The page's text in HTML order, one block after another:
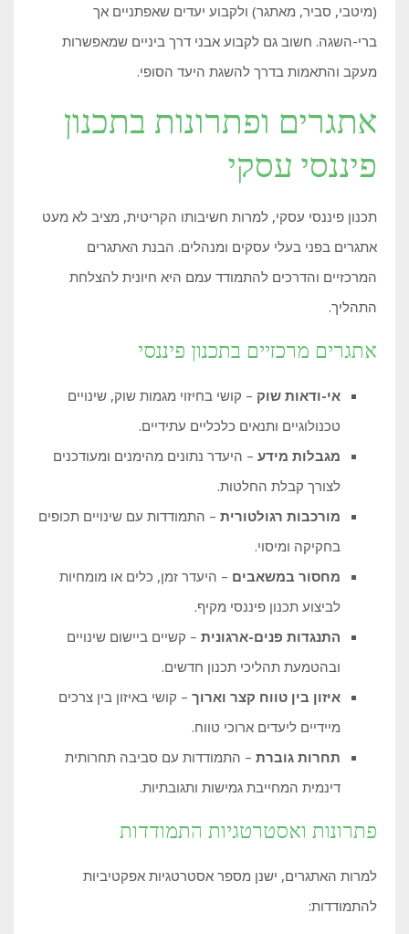
(מיטבי, סביר, מאתגר) ולקבוע יעדים שאפתניים אך
ברי-השגה. חשוב גם לקבוע אבני דרך ביניים שמאפשרות
מעקב והתאמות בדרך להשגת היעד הסופי.
אתגרים ופתרונות בתכנון
פיננסי עסקי
תכנון פיננסי עסקי, למרות חשיבותו הקריטית, מציב לא מעט
אתגרים בפני בעלי עסקים ומנהלים. הבנת האתגרים
המרכזיים והדרכים להתמודד עמם היא חיונית להצלחת
התהליך.
אתגרים מרכזיים בתכנון פיננסי
אי-ודאות שוק – קושי בחיזוי מגמות שוק, שינויים
טכנולוגיים ותנאים כלכליים עתידיים.
מגבלות מידע – היעדר נתונים מהימנים ומעודכנים
לצורך קבלת החלטות.
מורכבות רגולטורית – התמודדות עם שינויים תכופים
בחקיקה ומיסוי.
מחסור במשאבים – היעדר זמן, כלים או מומחיות
לביצוע תכנון פיננסי מקיף.
התנגדות פנים-ארגונית – קשיים ביישום שינויים
ובהטמעת תהליכי תכנון חדשים.
איזון בין טווח קצר וארוך – קושי באיזון בין צרכים
מיידיים ליעדים ארוכי טווח.
תחרות גוברת – התמודדות עם סביבה תחרותית
דינמית המחייבת גמישות ותגובתיות.
פתרונות ואסטרטגיות התמודדות
למרות האתגרים, ישנן מספר אסטרטגיות אפקטיביות
להתמודדות: